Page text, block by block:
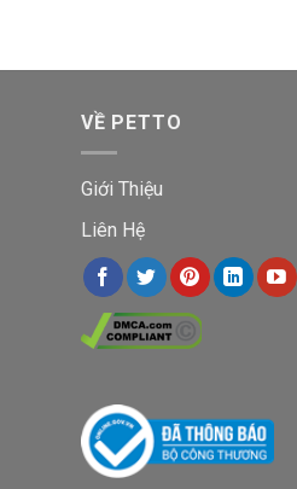
VỀ PETTO
Giới Thiệu
Liên Hệ